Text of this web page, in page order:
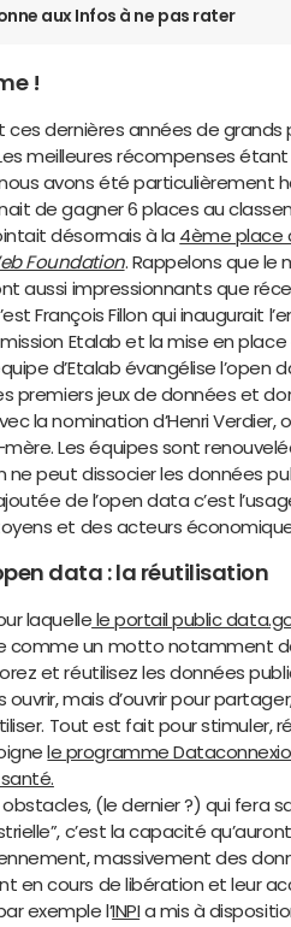
aux Infos à ne pas rater
!
ces dernières années de grands
meilleures récompenses étant
avons été particulièrement
de gagner 6 places au
désormais à la 4ème place
Foundation. Rappelons que
aussi impressionnants que
François Fillon qui inaugurait
Etalab et la mise en
d’Etalab évangélise l’open
premiers jeux de données et
la nomination d’Henri
Les équipes sont
ne peut dissocier les données
de l’open data c’est
et des acteurs
data : la réutilisation
laquelle le portail public
comme un motto notamment
et réutilisez les données
ouvrir, mais d’ouvrir pour
Tout est fait pour stimuler,
le programme
obstacles, (le dernier ?) qui fera
c’est la capacité
massivement des
en cours de libération et leur
exemple l’INPI a mis à